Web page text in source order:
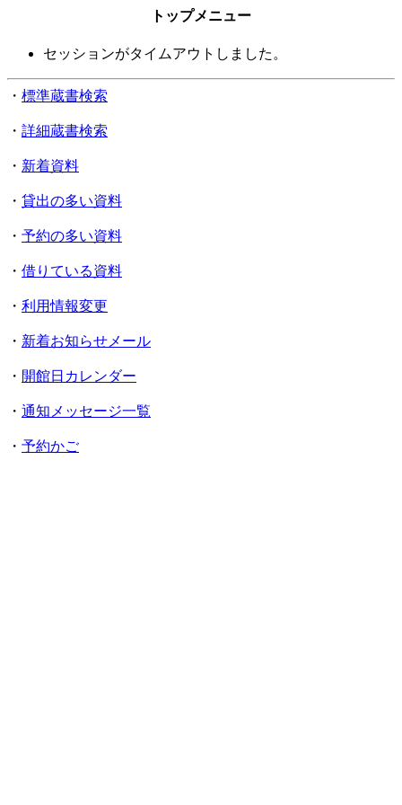
トップメニュー
セッションがタイムアウトしました。
・ 標準蔵書検索
・ 詳細蔵書検索
・ 新着資料
・ 貸出の多い資料
・ 予約の多い資料
・ 借りている資料
・ 利用情報変更
・ 新着お知らせメール
・ 開館日カレンダー
・ 通知メッセージ一覧
・ 予約かご